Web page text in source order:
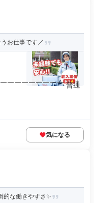
お仕事です／
￣￣￣￣￣￣￣￣ 普通
気になる
的な働きやすさ✨